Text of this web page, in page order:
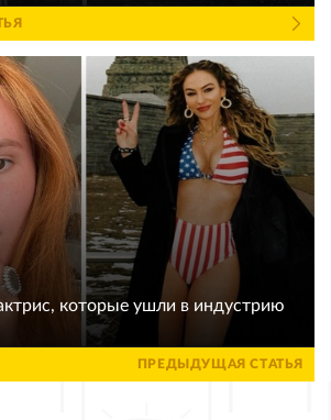
которые ушли в индустрию
ПРЕДЫДУЩАЯ СТАТЬЯ